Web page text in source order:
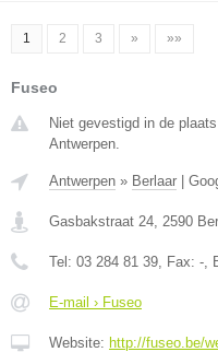
1 2 3 » »»
Fuseo
Niet gevestigd in de
Antwerpen.
Antwerpen » Berlaar
Gasbakstraat 24, 2590
Tel: 03 284 81 39, Fax: -,
E-mail › Fuseo
Website: http://fuseo.be/